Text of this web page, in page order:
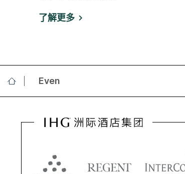
了解更多
Even